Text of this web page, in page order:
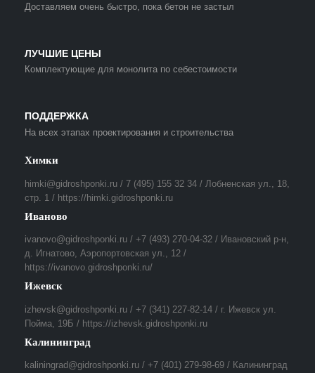
Доставляем очень быстро, пока бетон не застыл
ЛУЧШИЕ ЦЕНЫ
Комплектующие для монолита по себестоимости
ПОДДЕРЖКА
На всех этапах проектирования и строительства
Химки
himki@gidroshponki.ru / 7 (495) 155 32 34 / Лобненская ул., 18,
стр. 1 / https://himki.gidroshponki.ru
Иваново
ivanovo@gidroshponki.ru / +7 (493) 270-04-32 / Ивановский р-н,
д. Игнатово, Аэропортовская ул., 12 /
https://ivanovo.gidroshponki.ru/
Ижевск
izhevsk@gidroshponki.ru / +7 (341) 227-82-14 / г. Ижевск ул.
Пойма, 19Б / https://izhevsk.gidroshponki.ru
Калининград
kaliningrad@gidroshponki.ru / +7 (401) 279-98-69 / Калининград